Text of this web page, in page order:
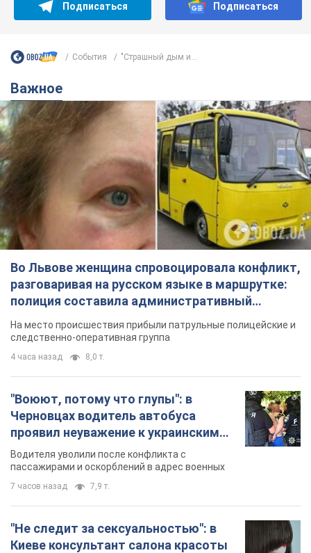
Подписаться Подписаться
События "Страшный дым и...
Важное
Во Львове женщина спровоцировала конфликт,
разговаривая на русском языке в маршрутке:
полиция составила административный
протокол. Видео
На место происшествия прибыли патрульные полицейские и
следственно-оперативная группа
4 часа назад 8,0 т.
"Воюют, потому что глупы": в
Черновцах водитель автобуса
проявил неуважение к украинским
военным и поплатился за это.
Видео
Водителя уволили после конфликта с
пассажирами и оскорблений в адрес военных
7 часов назад 7,9 т.
"Не следит за сексуальностью": в
Киеве консультант салона красоты